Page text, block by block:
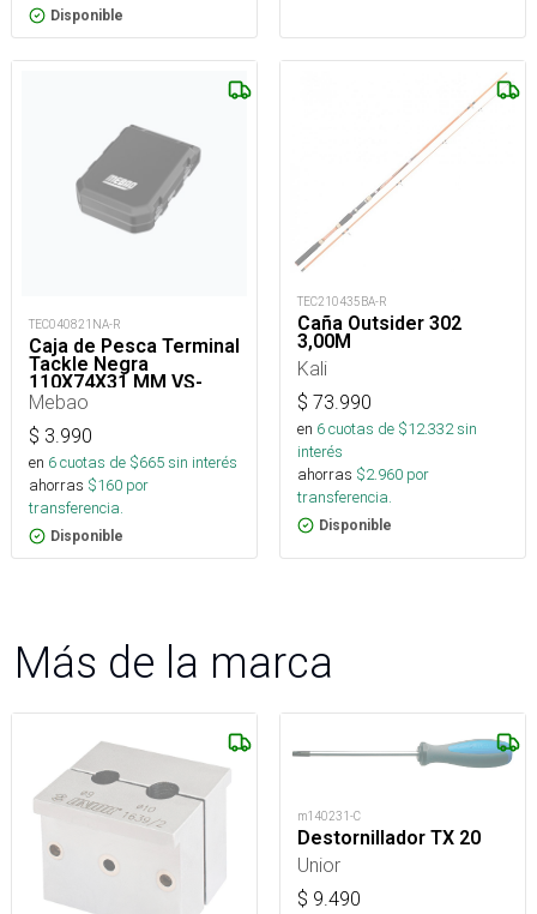
Disponible
TEC040821NA-R
Caja de Pesca Terminal
Tackle Negra
110X74X31 MM VS-
1174X
Mebao
$ 3.990
en 6cuotas de $665sin interés
ahorras $160 por
transferencia.
Disponible
TEC210435BA-R
Caña Outsider 302
3,00M
Kali
$ 73.990
en 6cuotas de $12.332sin
interés
ahorras $2.960 por
transferencia.
Disponible
Más de la marca
m140231-C
Destornillador TX 20
Unior
$ 9.490